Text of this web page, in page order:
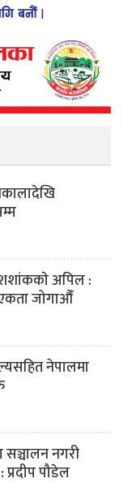
अपिल :
एकता जोगाऔँ
नेपालमा
नगरी
पौडेल